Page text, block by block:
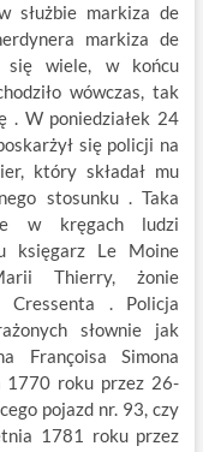
służbie markiza de
markiza de
się wiele, w końcu
wówczas, tak
. W poniedziałek 24
się policji na
który składał mu
stosunku . Taka
w kręgach ludzi
księgarz Le Moine
Thierry, żonie
Cressenta . Policja
słownie jak
Françoisa Simona
1770 roku przez 26-
pojazd nr. 93, czy
1781 roku przez